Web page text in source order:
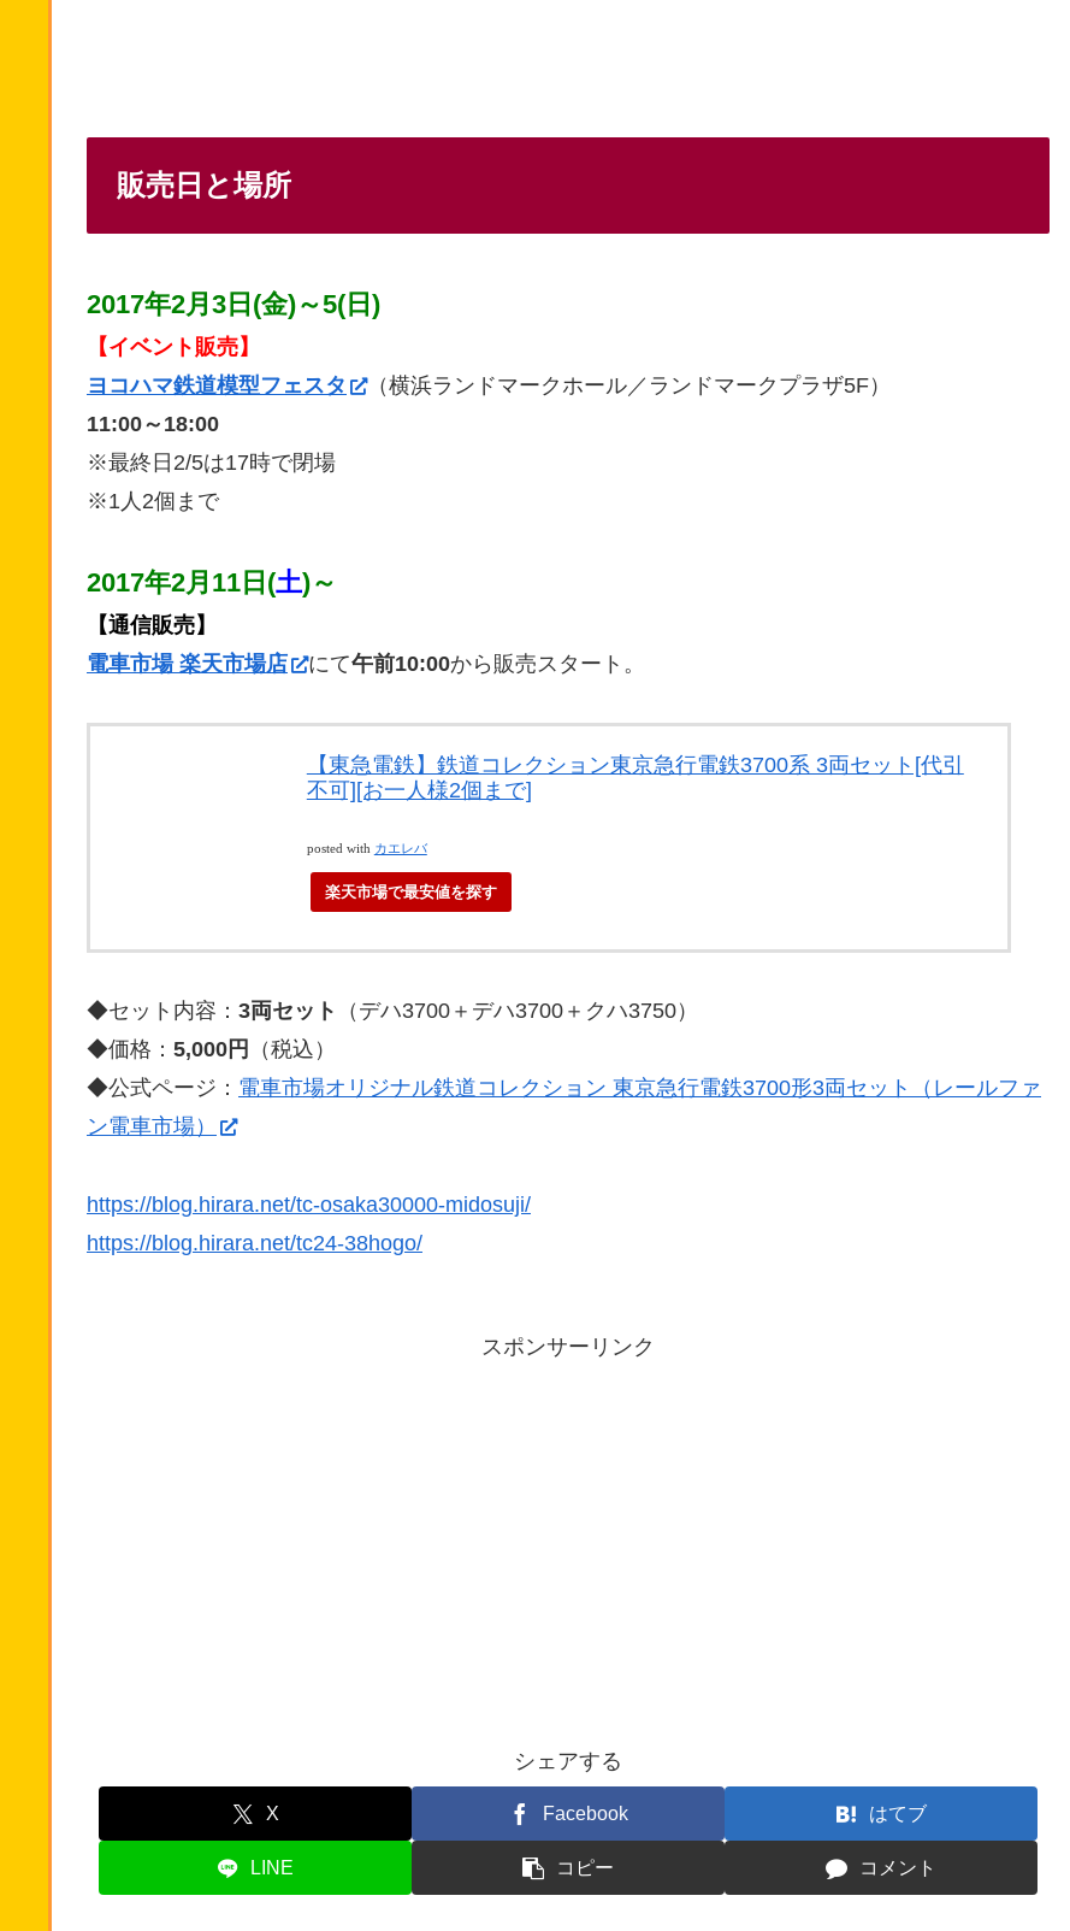
販売日と場所
2017年2月3日(金)～5(日)
【イベント販売】
ヨコハマ鉄道模型フェスタ
（横浜ランドマークホール／ランドマークプラザ5F）
11:00～18:00
※最終日2/5は17時で閉場
※1人2個まで
2017年2月11日(土)～
【通信販売】
電車市場 楽天市場店
にて午前10:00から販売スタート。
【東急電鉄】鉄道コレクション東京急行電鉄3700系 3両セット[代引
不可][お一人様2個まで]
posted with カエレバ
楽天市場で最安値を探す
◆セット内容： 3両セット
（デハ3700＋デハ3700＋クハ3750）
◆価格： 5,000円
（税込）
◆公式ページ： 電車市場オリジナル鉄道コレクション 東京急行電鉄3700形3両セット（レールファ
ン電車市場）
https://blog.hirara.net/tc-osaka30000-midosuji/
https://blog.hirara.net/tc24-38hogo/
スポンサーリンク
シェアする
X Facebook はてブ
LINE コピー コメント